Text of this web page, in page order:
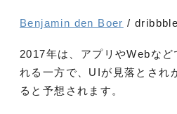
Benjamin den Boer / dribbble
2017年は、アプリやWebなど
れる一方で、UIが見落とされ
ると予想されます。